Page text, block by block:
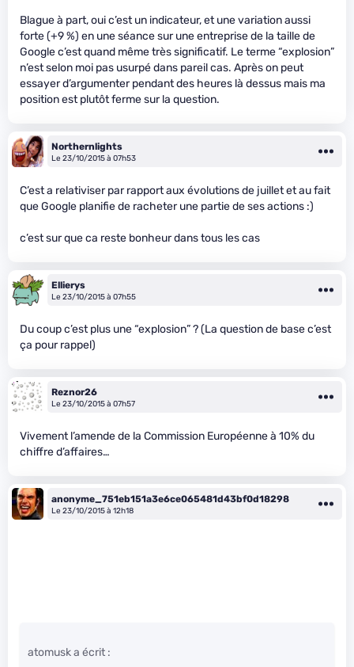
Blague à part, oui c’est un indicateur, et une variation aussi
forte (+9 %) en une séance sur une entreprise de la taille de
Google c’est quand même très significatif. Le terme “explosion”
n’est selon moi pas usurpé dans pareil cas. Après on peut
essayer d’argumenter pendant des heures là dessus mais ma
position est plutôt ferme sur la question.
Northernlights
Le 23/10/2015 à 07h53
C’est a relativiser par rapport aux évolutions de juillet et au fait
que Google planifie de racheter une partie de ses actions :)
c’est sur que ca reste bonheur dans tous les cas
Ellierys
Le 23/10/2015 à 07h55
Du coup c’est plus une “explosion” ? (La question de base c’est
ça pour rappel)
Reznor26
Le 23/10/2015 à 07h57
Vivement l’amende de la Commission Européenne à 10% du
chiffre d’affaires…
anonyme_751eb151a3e6ce065481d43bf0d18298
Le 23/10/2015 à 12h18
atomusk a écrit :